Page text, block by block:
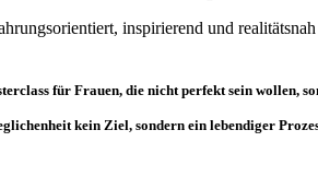
inspirierend und realitätsnah
für Frauen, die nicht perfekt sein wollen,
kein Ziel, sondern ein lebendiger